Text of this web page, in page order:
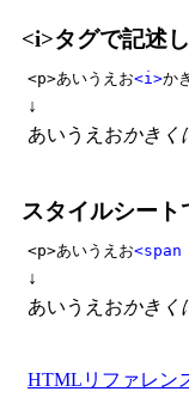
<i>タグで記述
<p>あいうえお<i>か
↓
あいうえおかきく
スタイルシー
<p>あいうえお
↓
あいうえおかきく
HTMLリファレン